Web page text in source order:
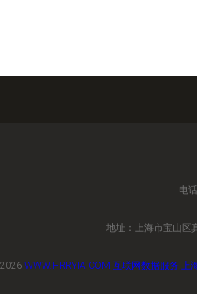
电
地址：上海市宝山区
WWW.HRRYIA.COM 互联网数据服务 上